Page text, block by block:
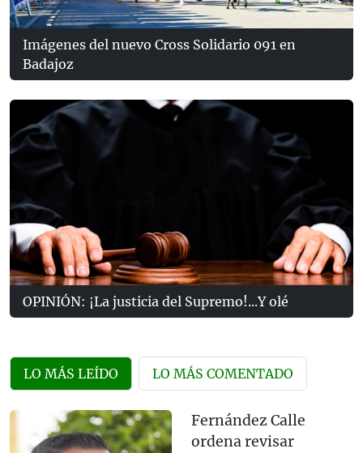
Imágenes del nuevo Cross Solidario 091 en
Badajoz
OPINIÓN: ¡La justicia del Supremo!...Y olé
LO MÁS LEÍDO LO MÁS COMENTADO
Fernández Calle
ordena revisar